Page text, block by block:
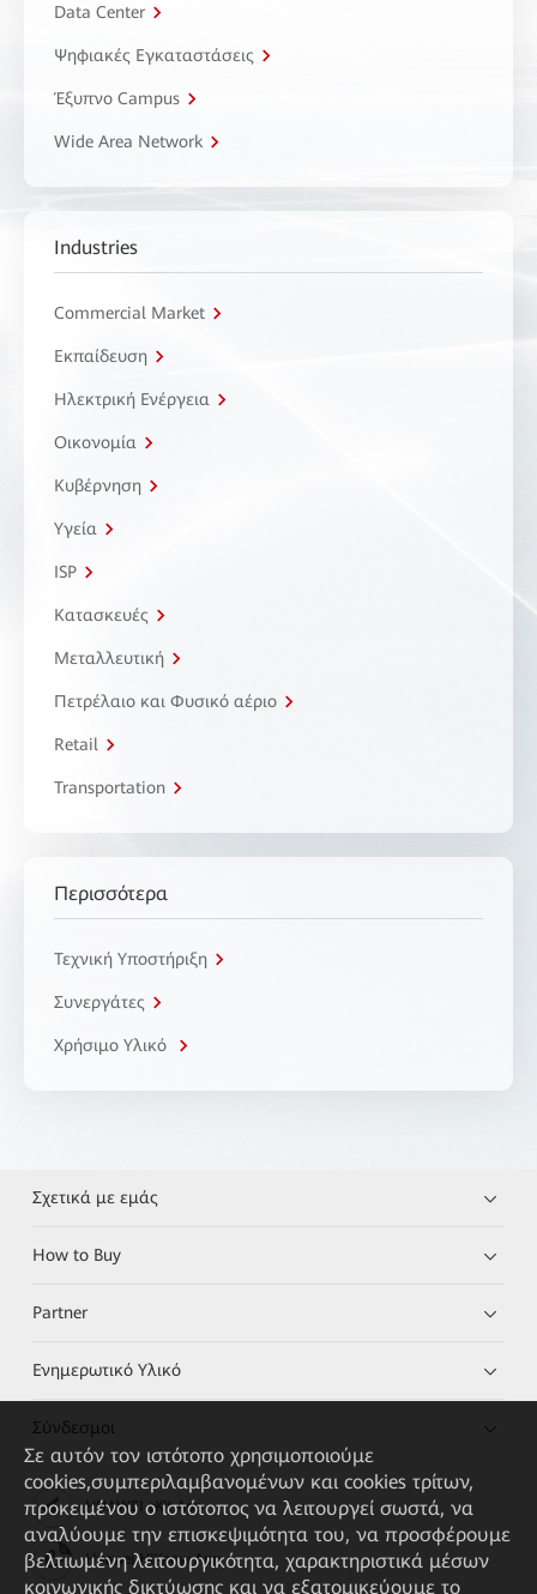
Data Center
Ψηφιακές Εγκαταστάσεις
Έξυπνο Campus
Wide Area Network
Industries
Commercial Market
Εκπαίδευση
Ηλεκτρική Ενέργεια
Οικονομία
Κυβέρνηση
Υγεία
ISP
Κατασκευές
Μεταλλευτική
Πετρέλαιο και Φυσικό αέριο
Retail
Transportation
Περισσότερα
Τεχνική Υποστήριξη
Συνεργάτες
Χρήσιμο Υλικό
Σχετικά με εμάς
How to Buy
Partner
Ενημερωτικό Υλικό
Σύνδεσμοι
HUAWEI eKit App
Huawei HiKnow App
Σε αυτόν τον ιστότοπο χρησιμοποιούμε
cookies,συμπεριλαμβανομένων και cookies τρίτων,
προκειμένου ο ιστότοπος να λειτουργεί σωστά, να
αναλύουμε την επισκεψιμότητα του, να προσφέρουμε
βελτιωμένη λειτουργικότητα, χαρακτηριστικά μέσων
κοινωνικής δικτύωσης και να εξατομικεύουμε το